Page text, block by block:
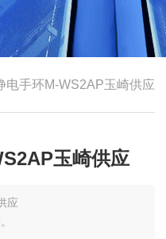
电手环M-WS2AP玉崎供应
玉崎供应
应